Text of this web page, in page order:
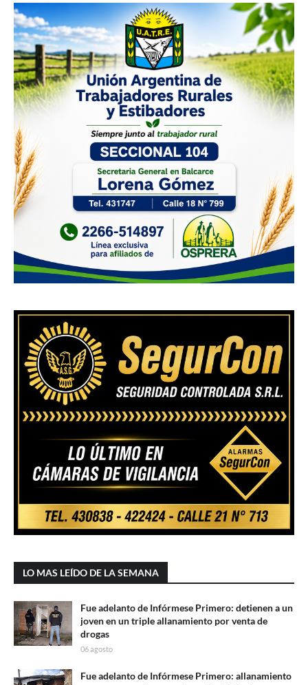
LO MAS LEÍDO DE LA SEMANA
Fue adelanto de Infórmese Primero: detienen a un
joven en un triple allanamiento por venta de
drogas
06 agosto
Fue adelanto de Infórmese Primero: allanamiento